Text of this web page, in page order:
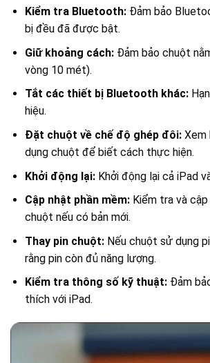
Kiểm tra Bluetooth:Đảm bảo
bị đều đã được bật.
Giữ khoảng cách:Đảm bảo chuột
vòng 10 mét).
Tắt các thiết bị Bluetooth khác:
hiệu.
Đặt chuột về chế độ ghép đôi:Xem
dụng chuột để biết cách thực hiện.
Khởi động lại:Khởi động lại cả iPad
Cập nhật phần mềm:Kiểm tra và cập
chuột nếu có bản mới.
Thay pin chuột:Nếu chuột sử dụng
rằng pin còn đủ năng lượng.
Kiểm tra thông số kỹ thuật:Đảm
thích với iPad.